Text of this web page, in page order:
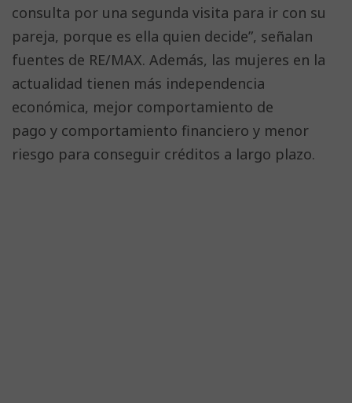
consulta por una segunda visita para ir con su
pareja, porque es ella quien decide”, señalan
fuentes de RE/MAX. Además, las mujeres en la
actualidad tienen más independencia
económica, mejor comportamiento de
pago y comportamiento financiero y menor
riesgo para conseguir créditos a largo plazo.